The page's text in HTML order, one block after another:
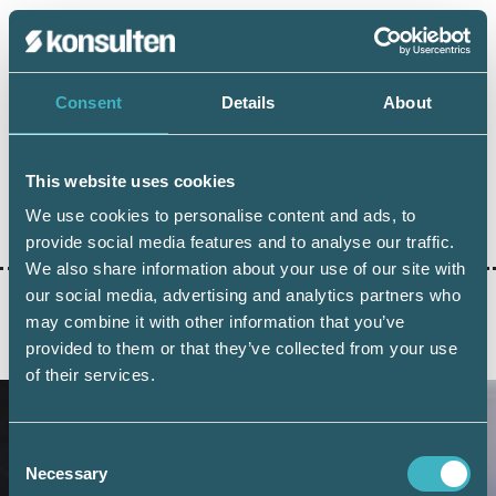
Consent Details About
This website uses cookies
We use cookies to personalise content and ads, to
provide social media features and to analyse our traffic.
We also share information about your use of our site with
our social media, advertising and analytics partners who
may combine it with other information that you’ve
provided to them or that they’ve collected from your use
of their services.
Selection
Necessary
AKTUELLA ARTIKLAR